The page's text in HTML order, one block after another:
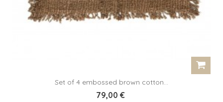
Set of 4 embossed brown cotton...
79,00 €